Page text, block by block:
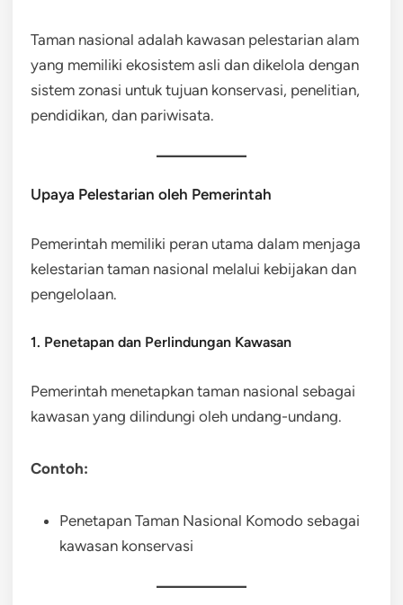
Taman nasional adalah kawasan pelestarian alam
yang memiliki ekosistem asli dan dikelola dengan
sistem zonasi untuk tujuan konservasi, penelitian,
pendidikan, dan pariwisata.
Upaya Pelestarian oleh Pemerintah
Pemerintah memiliki peran utama dalam menjaga
kelestarian taman nasional melalui kebijakan dan
pengelolaan.
1. Penetapan dan Perlindungan Kawasan
Pemerintah menetapkan taman nasional sebagai
kawasan yang dilindungi oleh undang-undang.
Contoh:
Penetapan Taman Nasional Komodo sebagai
kawasan konservasi